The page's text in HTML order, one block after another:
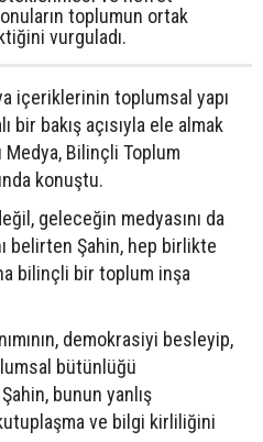
toplumun ortak
vurguladı.
içeriklerinin toplumsal yapı
bakış açısıyla ele almak
Medya, Bilinçli Toplum
konuştu.
geleceğin medyasını da
belirten Şahin, hep birlikte
bilinçli bir toplum inşa
demokrasiyi besleyip,
bütünlüğü
bunun yanlış
ve bilgi kirliliğini